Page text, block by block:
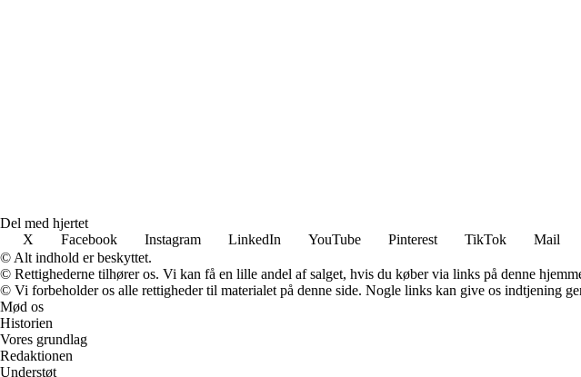
Del med hjertet
X
Facebook Instagram LinkedIn YouTube Pinterest TikTok Mail
© Alt indhold er beskyttet.
© Rettighederne tilhører os. Vi kan få en lille andel af salget, hvis du køber via links på denne
© Vi forbeholder os alle rettigheder til materialet på denne side. Nogle links kan give os indtjening
Mød os
Historien
Vores grundlag
Redaktionen
Understøt